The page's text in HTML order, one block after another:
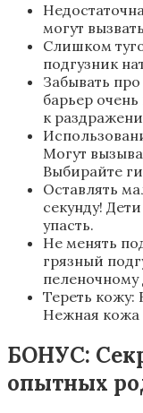
могут
Слишком
подгузник
Забывать
барьер
к
Могут
Выбирайте
Оставлять
секунду!
упасть.
Не менять
грязный
пеленочному
Тереть кожу:
Нежная кожа
БОНУС:
опытных